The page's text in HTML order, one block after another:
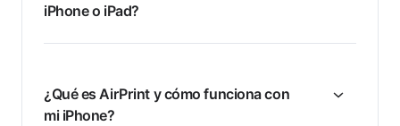
iPhone o iPad?
¿Qué es AirPrint y cómo funciona con
mi iPhone?